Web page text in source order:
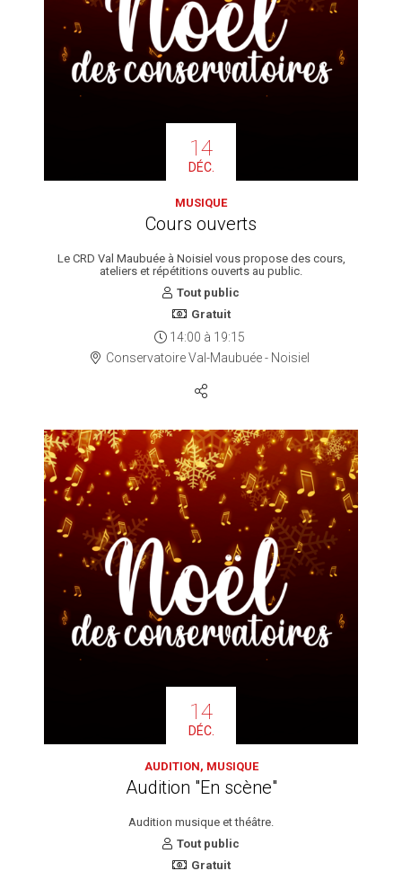
14
DÉC.
MUSIQUE
Cours ouverts
Le CRD Val Maubuée à Noisiel vous propose des cours,
ateliers et répétitions ouverts au public.
Tout public
Gratuit
14:00 à 19:15
Conservatoire Val-Maubuée - Noisiel
14
DÉC.
AUDITION, MUSIQUE
Audition "En scène"
Audition musique et théâtre.
Tout public
Gratuit